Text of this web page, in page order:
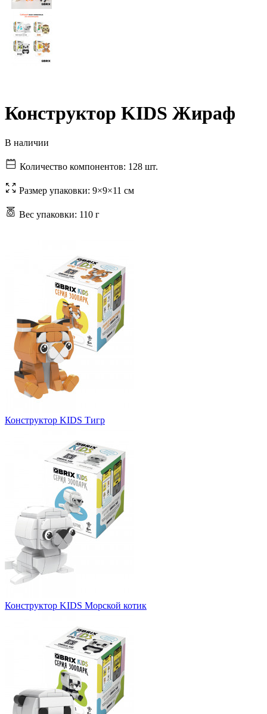
Конструктор KIDS Жираф
В наличии
Количество компонентов: 128 шт.
Размер упаковки: 9×9×11 см
Вес упаковки: 110 г
Конструктор KIDS Тигр
Конструктор KIDS Морской котик